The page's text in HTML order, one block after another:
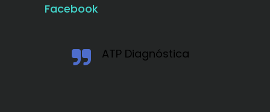
Facebook
ATP Diagnóstica